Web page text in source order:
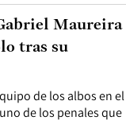
de los albos en el
de los penales que
Maureira
tras su